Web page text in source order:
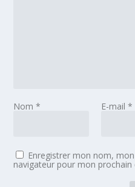
Nom* E-mail *
Enregistrer mon nom,
navigateur pour mon